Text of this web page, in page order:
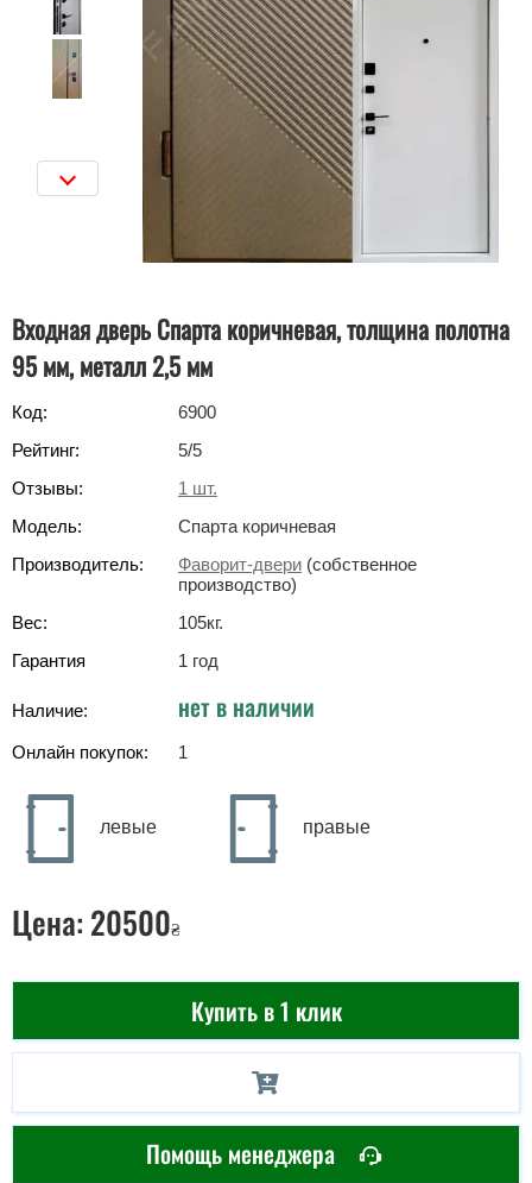
Входная дверь Спарта коричневая, толщина полотна
95 мм, металл 2,5 мм
Код:
6900
Рейтинг:
5/5
Отзывы:
1 шт.
Модель:
Спарта коричневая
Производитель:
Фаворит-двери (собственное
производство)
Вес:
105кг.
Гарантия
1 год
Наличие: нет в наличии
Онлайн покупок: 1
левые правые
Цена: 20500₴
Купить в 1 клик
Помощь менеджера